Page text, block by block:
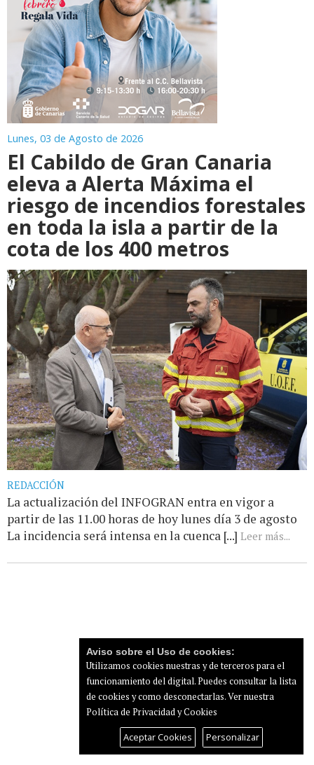
Lunes, 03 de Agosto de 2026
El Cabildo de Gran Canaria
eleva a Alerta Máxima el
riesgo de incendios forestales
en toda la isla a partir de la
cota de los 400 metros
REDACCIÓN
La actualización del INFOGRAN entra en vigor a
partir de las 11.00 horas de hoy lunes día 3 de agosto
La incidencia será intensa en la cuenca [...] Leer más...
Aviso sobre el Uso de cookies:
Utilizamos cookies nuestras y de terceros para el
funcionamiento del digital. Puedes consultar la lista
de cookies y como desconectarlas.Ver nuestra
Política de Privacidad y Cookies
Aceptar Cookies Personalizar